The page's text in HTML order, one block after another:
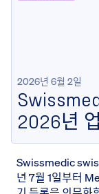
2026년 6월 2일
2026년
Swissmedic
년 7월 1일부터